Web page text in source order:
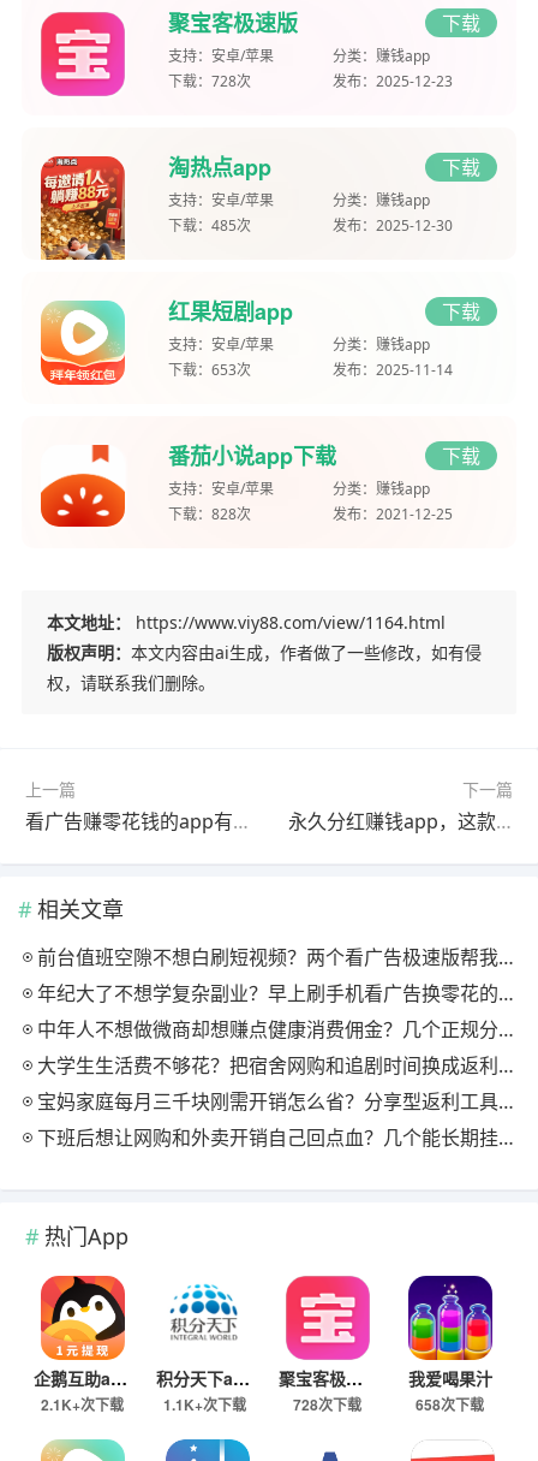
聚宝客极速版 下载
支持： 安卓/苹果 分类： 赚钱app
下载： 728次 发布： 2025-12-23
淘热点app 下载
支持： 安卓/苹果 分类： 赚钱app
下载： 485次 发布： 2025-12-30
红果短剧app 下载
支持： 安卓/苹果 分类： 赚钱app
下载： 653次 发布： 2025-11-14
番茄小说app下载 下载
支持： 安卓/苹果 分类： 赚钱app
下载： 828次 发布： 2021-12-25
本文地址：
https://www.viy88.com/view/1164.html
版权声明： 本文内容由ai生成，作者做了一些修改，如有侵
权，请联系我们删除。
上一篇
看广告赚零花钱的app有哪些？这些软件都能看广告赚钱
下一篇
永久分红赚钱app，这款游戏玩到分红神兽可永久分红
相关文章
前台值班空隙不想白刷短视频？两个看广告极速版帮我月回血三百块
年纪大了不想学复杂副业？早上刷手机看广告换零花的两个极速版用法
中年人不想做微商却想赚点健康消费佣金？几个正规分享式返利平台排位
大学生生活费不够花？把宿舍网购和追剧时间换成返利零钱的方法
宝妈家庭每月三千块刚需开销怎么省？分享型返利工具这样搭最舒服
下班后想让网购和外卖开销自己回点血？几个能长期挂机的返利入口实测
热门App
企鹅互助app
2.1K+次下载
积分天下app
1.1K+次下载
聚宝客极速版
728次下载
我爱喝果汁
658次下载